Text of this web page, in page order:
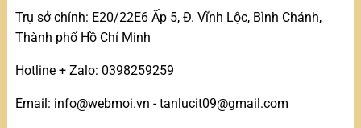
Trụ sở chính: E20/22E6 Ấp 5, Đ. Vĩnh Lộc, Bình Chánh,
Thành phố Hồ Chí Minh
Hotline + Zalo: 0398259259
Email: info@webmoi.vn - tanlucit09@gmail.com